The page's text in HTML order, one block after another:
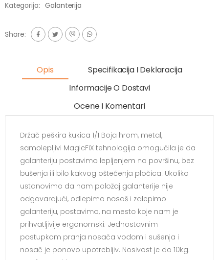
Kategorija: Galanterija
Share:
Opis
Specifikacija I Deklaracija
Informacije O Dostavi
Ocene I Komentari
Držač peškira kukica 1/1 Boja hrom, metal,
samolepljivi MagicFIX tehnologija omogućila je da
galanteriju postavimo lepljenjem na površinu, bez
bušenja ili bilo kakvog oštećenja pločica. Ukoliko
ustanovimo da nam položaj galanterije nije
odgovarajući, odlepimo nosaš i zalepimo
galanteriju, postavimo, na mesto koje nam je
prihvatljivije ergonomski. Jednostavnim
postupkom pranja nosača vodom i sušenja i
nosač je ponovo upotrebljiv. Nosivost je do 10kg.